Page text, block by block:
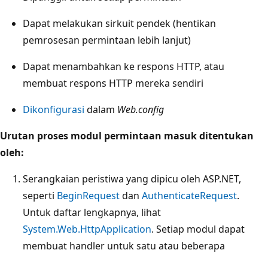
Dapat melakukan sirkuit pendek (hentikan
pemrosesan permintaan lebih lanjut)
Dapat menambahkan ke respons HTTP, atau
membuat respons HTTP mereka sendiri
Dikonfigurasi dalam Web.config
Urutan proses modul permintaan masuk ditentukan
oleh:
Serangkaian peristiwa yang dipicu oleh ASP.NET,
seperti BeginRequestdan AuthenticateRequest.
Untuk daftar lengkapnya, lihat
System.Web.HttpApplication. Setiap modul dapat
membuat handler untuk satu atau beberapa